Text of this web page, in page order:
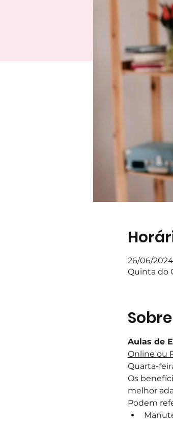
26/06/
Quinta do
Aulas de
Online ou
Quarta-
Os
melhor
Podem